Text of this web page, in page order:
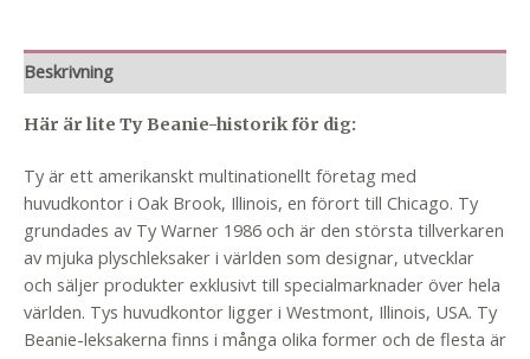
Beskrivning
Här är lite Ty Beanie-historik för dig:
Ty är ett amerikanskt multinationellt företag med
huvudkontor i Oak Brook, Illinois, en förort till Chicago. Ty
grundades av Ty Warner 1986 och är den största tillverkaren
av mjuka plyschleksaker i världen som designar, utvecklar
och säljer produkter exklusivt till specialmarknader över hela
världen. Tys huvudkontor ligger i Westmont, Illinois, USA. Ty
Beanie-leksakerna finns i många olika former och de flesta är